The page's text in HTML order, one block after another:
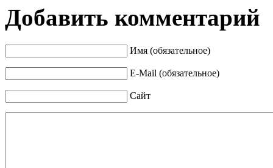
Добавить комментарий
Имя (обязательное)
E-Mail (обязательное)
Сайт